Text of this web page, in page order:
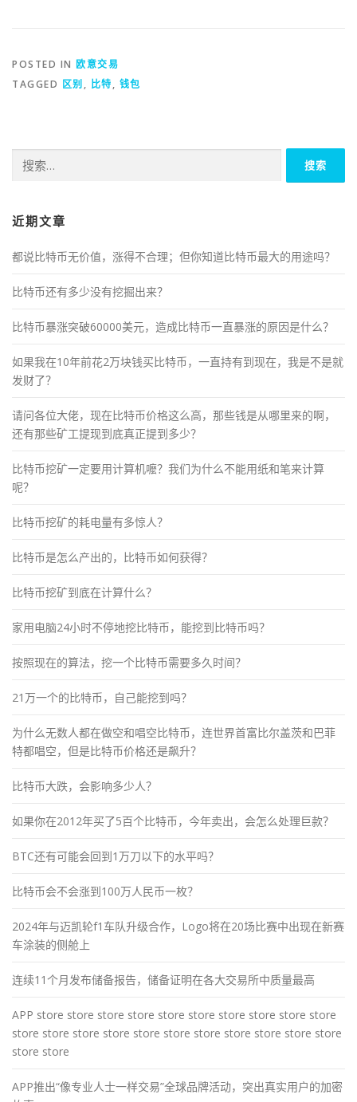
POSTED IN 欧意交易
TAGGED 区别 , 比特, 钱包
索：
近期文章
都说比特币无价值，涨得不合理；但你知道比特币最大的用途吗？
比特币还有多少没有挖掘出来？
比特币暴涨突破60000美元，造成比特币一直暴涨的原因是什么？
如果我在10年前花2万块钱买比特币，一直持有到现在，我是不是就
发财了？
请问各位大佬，现在比特币价格这么高，那些钱是从哪里来的啊，
还有那些矿工提现到底真正提到多少？
比特币挖矿一定要用计算机嚒？我们为什么不能用纸和笔来计算
呢？
比特币挖矿的耗电量有多惊人？
比特币是怎么产出的，比特币如何获得？
比特币挖矿到底在计算什么？
家用电脑24小时不停地挖比特币，能挖到比特币吗？
按照现在的算法，挖一个比特币需要多久时间？
21万一个的比特币，自己能挖到吗？
为什么无数人都在做空和唱空比特币，连世界首富比尔盖茨和巴菲
特都唱空，但是比特币价格还是飙升？
比特币大跌，会影响多少人？
如果你在2012年买了5百个比特币，今年卖出，会怎么处理巨款？
BTC还有可能会回到1万刀以下的水平吗？
比特币会不会涨到100万人民币一枚？
2024年与迈凯轮f1车队升级合作，Logo将在20场比赛中出现在新赛
车涂装的侧舱上
连续11个月发布储备报告，储备证明在各大交易所中质量最高
APP store store store store store store store store store store
store store store store store store store store store store store
store store
APP推出“像专业人士一样交易”全球品牌活动，突出真实用户的加密